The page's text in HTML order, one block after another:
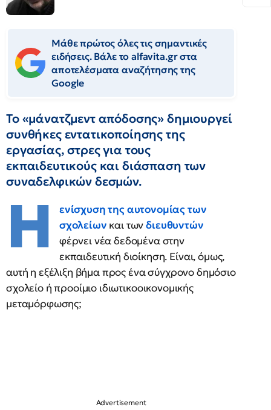
Μάθε πρώτος όλες τις σημαντικές
ειδήσεις. Βάλε το alfavita.gr στα
αποτελέσματα αναζήτησης της
Google
Το «μάνατζμεντ απόδοσης» δημιουργεί
συνθήκες εντατικοποίησης της
εργασίας, στρες για τους
εκπαιδευτικούς και διάσπαση των
συναδελφικών δεσμών.
Η
ενίσχυση της αυτονομίας των
σχολείων και τωνδιευθυντών
φέρνει νέα δεδομένα στην
εκπαιδευτική διοίκηση. Είναι, όμως,
αυτή η εξέλιξη βήμα προς ένα σύγχρονο δημόσιο
σχολείο ή προοίμιο ιδιωτικοοικονομικής
μεταμόρφωσης;